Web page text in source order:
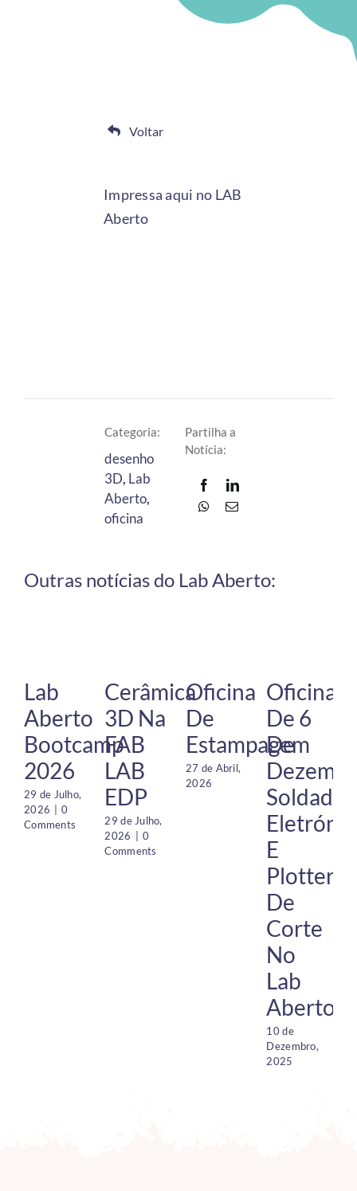
Voltar
Impressa aqui no LAB
Aberto
Categoria:
desenho
3D, Lab
Aberto,
oficina
Partilha a
Notícia:
Outras notícias do Lab Aberto:
Lab
Aberto
Bootcamp
2026
29 de Julho,
2026
0
Comments
Cerâmica
3D Na
FAB
LAB
EDP
29 de Julho,
2026
0
Comments
Oficina
De
Estampagem
27 de Abril,
2026
Oficinas
De 6
De
E
Plotter
De
Corte
No
Lab
Aberto
10 de
Dezembro,
2025